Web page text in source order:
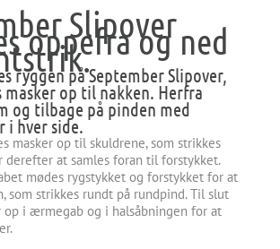
Slipover
oppefra og ned
ryggen på September Slipover,
masker op til nakken. Herfra
og tilbage på pinden med
i hver side.
masker op til skuldrene, som strikkes
derefter at samles foran til forstykket.
mødes rygstykket og forstykket for at
som strikkes rundt på rundpind. Til slut
op i ærmegab og i halsåbningen for at